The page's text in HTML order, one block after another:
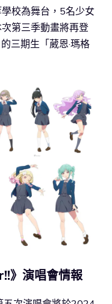
校為舞台，5名少女
第三季動畫將再登
三期生「葳恩·瑪格
》演唱會情報